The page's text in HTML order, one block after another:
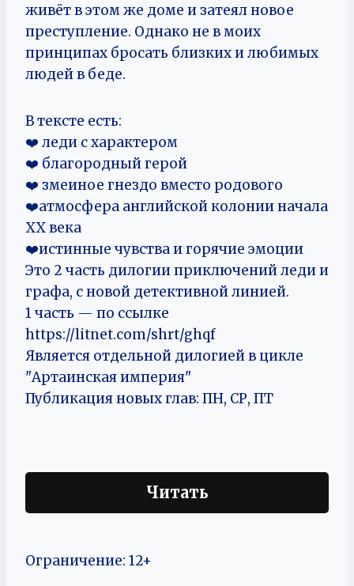
живёт в этом же доме и затеял новое
преступление. Однако не в моих
принципах бросать близких и любимых
людей в беде.
В тексте есть:
❤️ леди с характером
❤️ благородный герой
❤️ змеиное гнездо вместо родового
❤️атмосфера английской колонии начала
XX века
❤️истинные чувства и горячие эмоции
Это 2 часть дилогии приключений леди и
графа, с новой детективной линией.
1 часть — по ссылке
https://litnet.com/shrt/ghqf
Является отдельной дилогией в цикле
"Артаинская империя"
Публикация новых глав: ПН, СР, ПТ
Читать
Ограничение: 12+